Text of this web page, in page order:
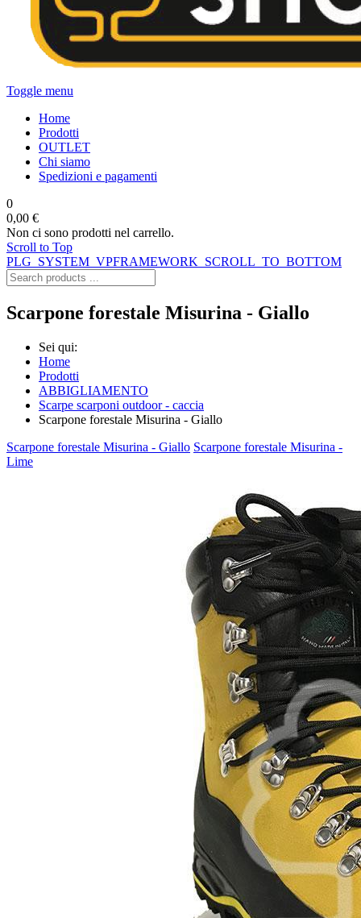
Toggle menu
Home
Prodotti
OUTLET
Chi siamo
Spedizioni e pagamenti
0
0,00 €
Non ci sono prodotti nel carrello.
Scroll to Top
PLG_SYSTEM_VPFRAMEWORK_SCROLL_TO_BOTTOM
Scarpone forestale Misurina - Giallo
Sei qui:
Home
Prodotti
ABBIGLIAMENTO
Scarpe scarponi outdoor - caccia
Scarpone forestale Misurina - Giallo
Scarpone forestale Misurina - Giallo Scarpone forestale Misurina -
Lime